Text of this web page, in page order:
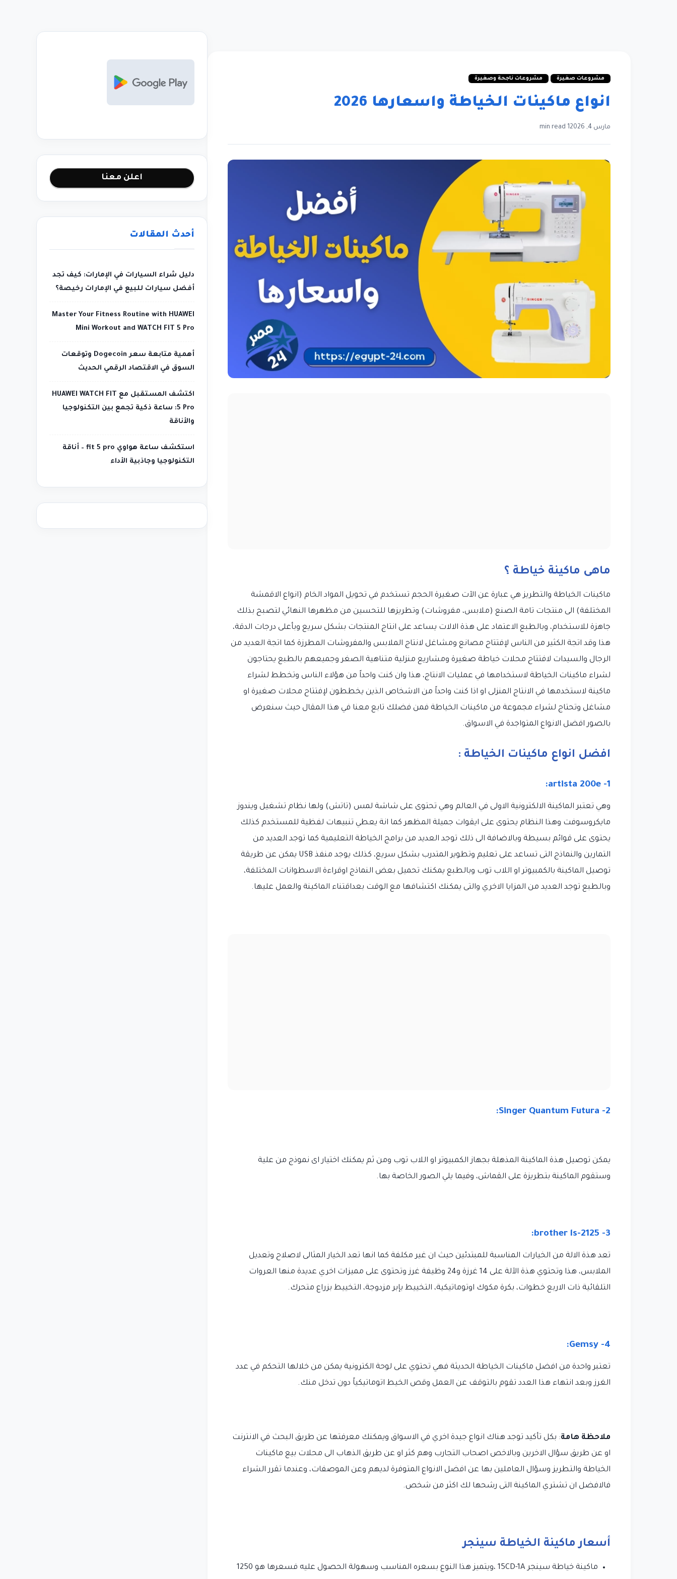
مشروعات صغيرة مشروعات ناجحة وصغيرة
انواع ماكينات الخياطة واسعارها 2026
مارس 4, 2026 1 min read
ماهى ماكينة خياطة ؟
ماكينات الخياطة والتطريز هي عبارة عن الآت صغيرة الحجم تستخدم في تحويل المواد الخام (انواع الاقمشة
المختلفة) الى منتجات تامة الصنع (ملابس، مفروشات) وتطريزها للتحسين من مظهرها النهائي لتصبح بذلك
جاهزة للاستخدام، وبالطبع الاعتماد على هذة الالات يساعد على انتاج المنتجات بشكل سريع وبأعلى درجات الدقة،
هذا وقد اتجة الكثير من الناس لإفتتاح مصانع ومشاغل لانتاج الملابس والمفروشات المطرزة كما اتجة العديد من
الرجال والسيدات لافتتاح محلات خياطة صغيرة ومشاريع منزلية متناهية الصغر وجميعهم بالطبع يحتاجون
لشراء ماكينات الخياطة لاستخدامها في عمليات الانتاج، هذا وان كنت واحداً من هؤلاء الناس وتخطط لشراء
ماكينة لاستخدمها في الانتاج المنزلى او اذا كنت واحداً من الاشخاص الذين يخططون لإفتتاح محلات صغيرة او
مشاغل وتحتاج لشراء مجموعة من ماكينات الخياطة فمن فضلك تابع معنا في هذا المقال حيث سنعرض
بالصور افضل الانواع المتواجدة في الاسواق.
افضل انواع ماكينات الخياطة :
1- artista 200e:
وهي تعتبر الماكينة الالكترونية الاولى في العالم وهي تحتوى على شاشة لمس (تاتش) ولها نظام تشغيل ويندوز
مايكروسوفت وهذا النظام يحتوى على ايقوات جميلة المظهر كما انة يعطي تنبيهات لفظية للمستخدم كذلك
يحتوى على قوائم بسيطة وبالاضافة الى ذلك توجد العديد من برامج الخياطة التعليمية كما توجد العديد من
التمارين والنماذج التى تساعد على تعليم وتطوير المتدرب بشكل سريع، كذلك يوجد منفذ USB يمكن عن طريقة
توصيل الماكينة بالكمبيوتر او اللاب توب وبالطبع يمكنك تحميل بعض النماذج اوقراءة الاسطوانات المختلفة،
وبالطبع توجد العديد من المزايا الاخري والتى يمكنك اكتشافها مع الوقت بعداقتناء الماكينة والعمل عليها.
2- Singer Quantum Futura:
يمكن توصيل هذة الماكينة المذهلة بجهاز الكمبيوتر او اللاب توب ومن ثم يمكنك اختيار اى نموذج من علية
وستقوم الماكينة بتطريزة على القماش، وفيما يلي الصور الخاصة بها.
3- brother ls-2125:
تعد هذة الالة من الخيارات المناسبة للمبتدئين حيث ان غير مكلفة كما انها تعد الخيار المثالى لاصلاح وتعديل
الملابس، هذا وتحتوي هذة الآلة على 14 غرزة و24 وظيفة غرز وتحتوى على مميزات اخري عديدة منها العروات
التلقائية ذات الاربع خطوات، بكرة مكوك اوتوماتيكية، التخييط بإبر مزدوجة، التخييط بزراع متحرك.
4- Gemsy:
تعتبر واحدة من افضل ماكينات الخياطة الحديثة فهي تحتوي على لوحة الكترونية يمكن من خلالها التحكم في عدد
الغرز وبعد انتهاء هذا العدد تقوم بالتوقف عن العمل وقص الخيط اتوماتيكياً دون تدخل منك.
ملاحظة هامة: بكل تأكيد توجد هناك انواع جيدة اخري في الاسواق ويمكنك معرفتها عن طريق البحث في الانترنت
او عن طريق سؤال الاخرين وبالاخص اصحاب التجارب وهم كثر او عن طريق الذهاب الى محلات بيع ماكينات
الخياطة والتطريز وسؤال العاملين بها عن افضل الانواع المتوفرة لديهم وعن الموصفات، وعندما تقرر الشراء
فالافضل ان تشتري الماكينة التى رشحها لك اكثر من شخص.
أسعار ماكينة الخياطة سينجر
ماكينة خياطة سينجر 15CD-1A ،ويتميز هذا النوع بسعره المناسب وسهولة الحصول عليه فسعرها هو 1250
اعلن معنا
أحدث المقالات
دليل شراء السيارات في الإمارات: كيف تجد
أفضل سيارات للبيع في الإمارات رخيصة؟
Master Your Fitness Routine with HUAWEI
Mini Workout and WATCH FIT 5 Pro
أهمية متابعة سعر Dogecoin وتوقعات
السوق في الاقتصاد الرقمي الحديث
اكتشف المستقبل مع HUAWEI WATCH FIT
5 Pro: ساعة ذكية تجمع بين التكنولوجيا
والأناقة
استكشف ساعة هواوي fit 5 pro – أناقة
التكنولوجيا وجاذبية الأداء